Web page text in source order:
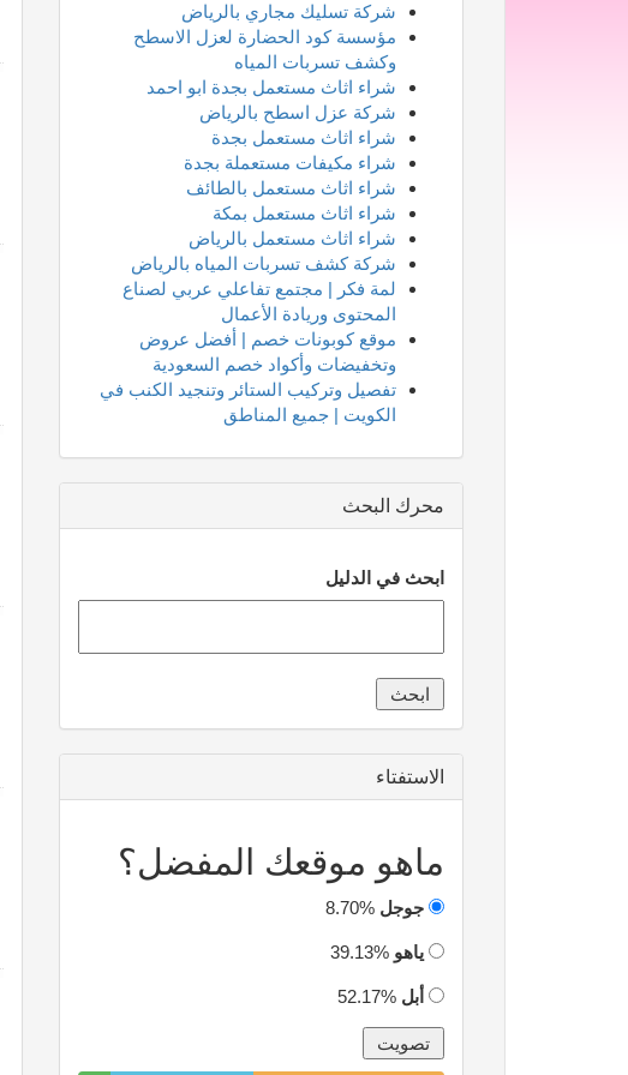
شركة تسليك مجاري بالرياض
مؤسسة كود الحضارة لعزل الاسطح
وكشف تسربات المياه
شراء اثاث مستعمل بجدة ابو احمد
شركة عزل اسطح بالرياض
شراء اثاث مستعمل بجدة
شراء مكيفات مستعملة بجدة
شراء اثاث مستعمل بالطائف
شراء اثاث مستعمل بمكة
شراء اثاث مستعمل بالرياض
شركة كشف تسربات المياه بالرياض
لمة فكر | مجتمع تفاعلي عربي لصناع
المحتوى وريادة الأعمال
موقع كوبونات خصم | أفضل عروض
وتخفيضات وأكواد خصم السعودية
تفصيل وتركيب الستائر وتنجيد الكنب في
الكويت | جميع المناطق
محرك البحث
ابحث في الدليل
الاستفتاء
ماهو موقعك المفضل؟
جوجل 8.70%
ياهو 39.13%
أبل 52.17%